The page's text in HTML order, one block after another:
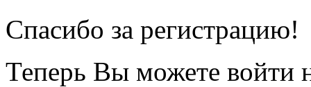
Спасибо за регистрацию!
Теперь Вы можете войти